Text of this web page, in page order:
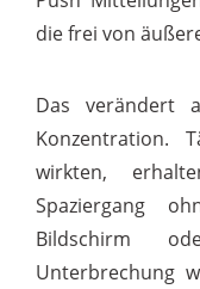
die frei von
Das verändert
Konzentration.
wirkten,
Spaziergang
Bildschirm
Unterbrechung